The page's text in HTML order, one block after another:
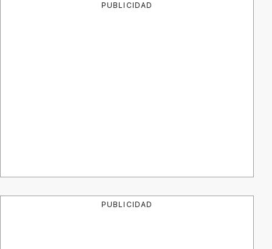
PUBLICIDAD
PUBLICIDAD